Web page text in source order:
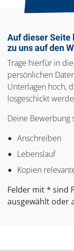
Auf dieser Seite
zu uns auf den
Trage hierfür in
persönlichen
Unterlagen hoch,
losgeschickt
Deine Bewerbung
Anschreiben
Lebenslauf
Kopien
Felder mit * sind
ausgewählt oder